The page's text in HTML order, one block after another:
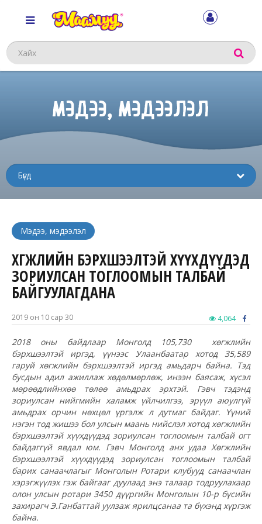
Хайх
МЭДЭЭ, МЭДЭЭЛЭЛ
Мэдээ, мэдээлэл
ХӨГЖЛИЙН БЭРХШЭЭЛТЭЙ ХҮҮХДҮҮДЭД
ЗОРИУЛСАН ТОГЛООМЫН ТАЛБАЙ
БАЙГУУЛАГДАНА
2019 он 10 сар 30 4,064
2018 оны байдлаар Монголд 105,730 хөгжлийн
бэрхшээлтэй иргэд, үүнээс Улаанбаатар хотод 35,589
гаруй хөгжлийн бэрхшээлтэй иргэд амьдарч байна. Тэд
бусдын адил ажиллаж хөдөлмөрлөж, инээн баясаж, хүсэл
мөрөөдлийнхөө төлөө амьдрах эрхтэй. Гэвч тэдэнд
зориулсан нийгмийн халамж үйлчилгээ, эрүүл аюулгүй
амьдрах орчин нөхцөл үргэлж л дутмаг байдаг. Үүний
нэгэн тод жишээ бол улсын маань нийслэл хотод хөгжлийн
бэрхшээлтэй хүүхдүүдэд зориулсан тоглоомын талбай огт
байдаггүй явдал юм. Гэвч Монголд анх удаа Хөгжлийн
бэрхшээлтэй хүүхдүүдэд зориулсан тоглоомын талбай
барих санаачлагыг Монголын Ротари клубууд санаачлан
хэрэгжүүлэх гэж байгааг дуулаад энэ талаар тодруулахаар
олон улсын ротари 3450 дүүргийн Монголын 10-р бүсийн
захирагч Э.Ганбаттай уулзаж ярилцсанаа та бүхэнд хүргэж
байна.